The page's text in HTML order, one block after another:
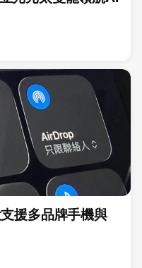
援多品牌手機與